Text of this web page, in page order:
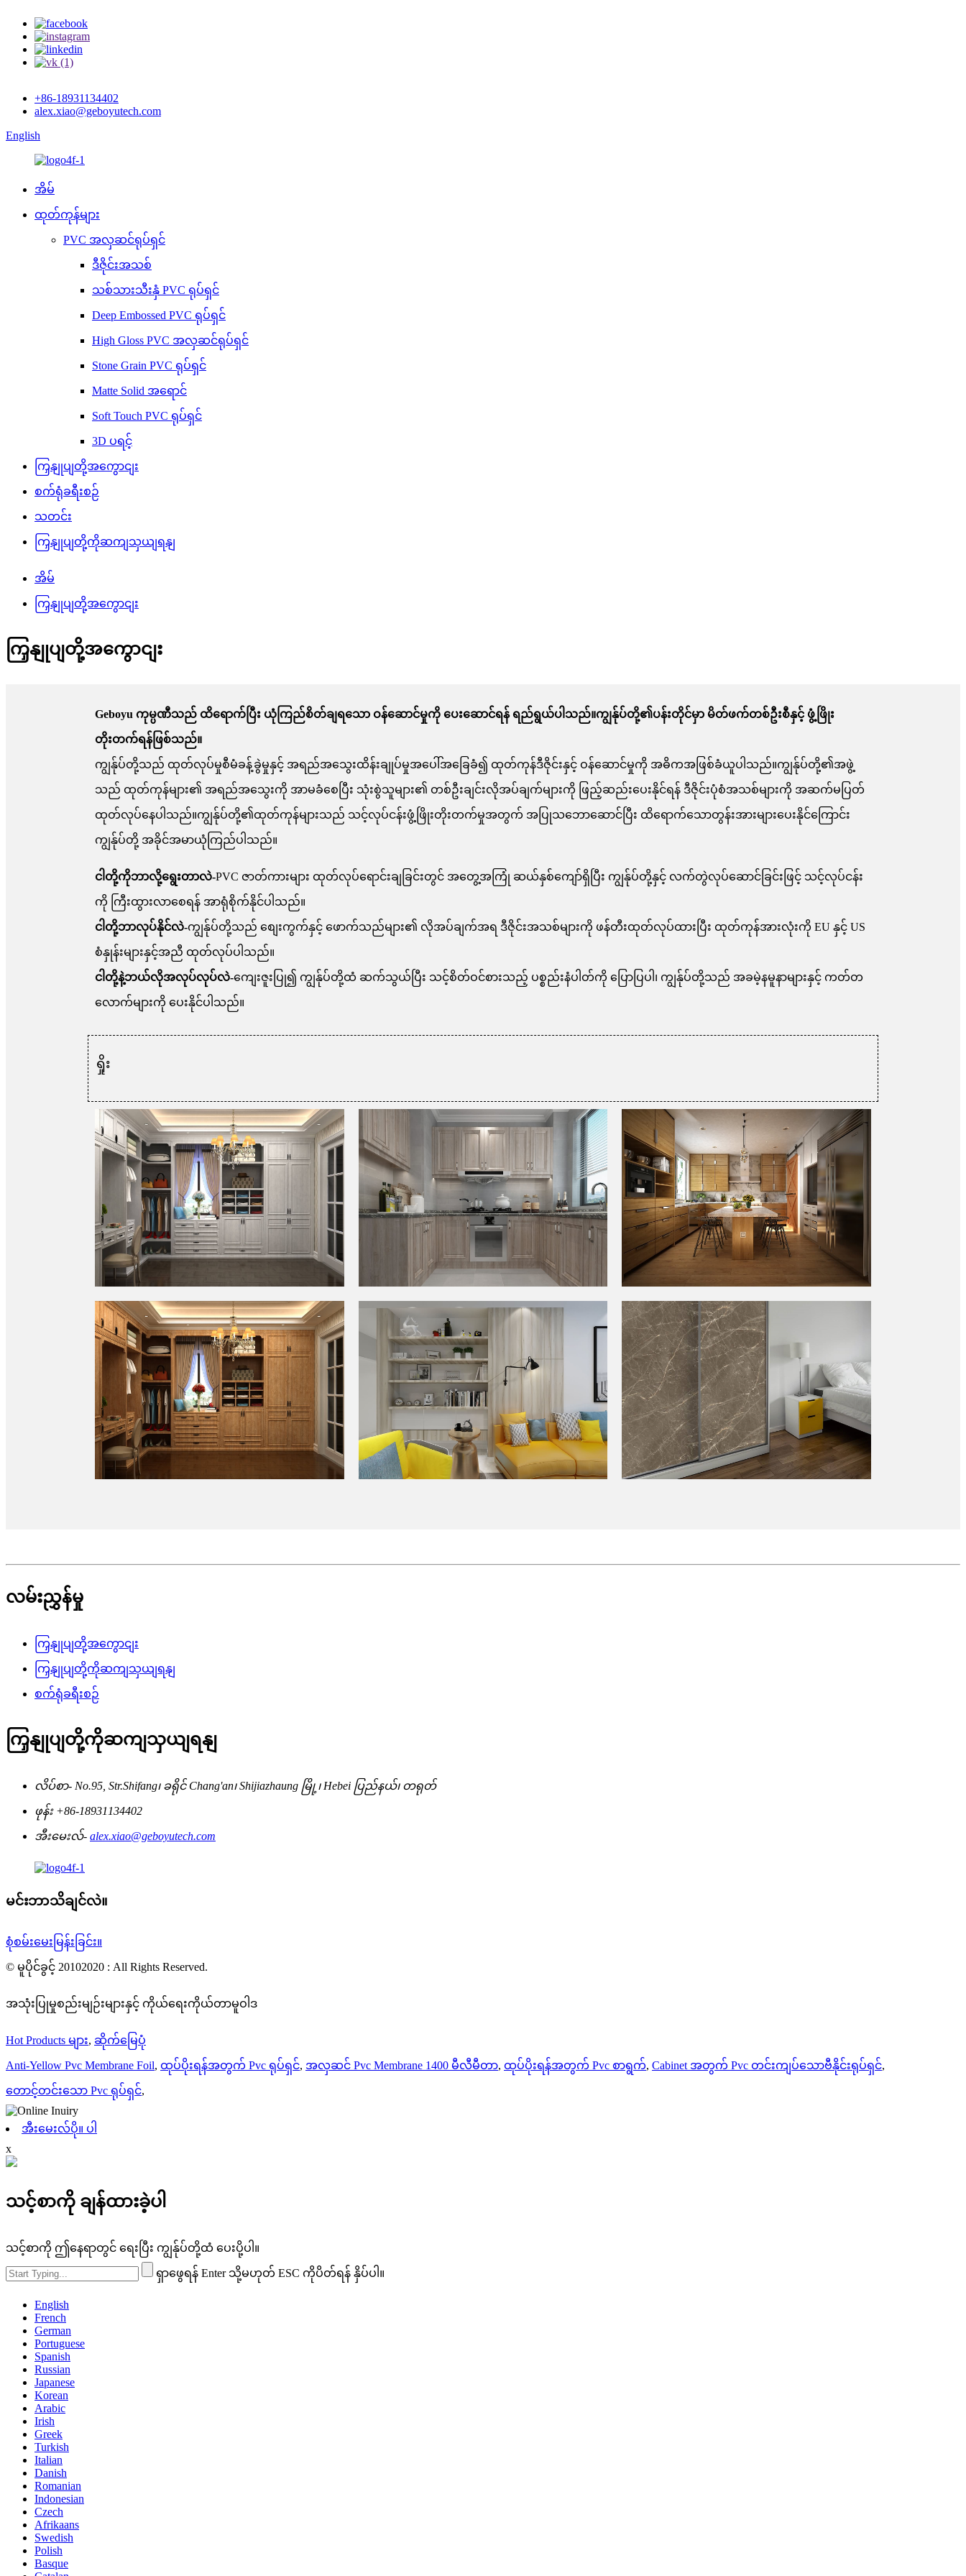
+86-18931134402
alex.xiao@geboyutech.com
English
အိမ်
ထုတ်ကုန်များ
PVC အလှဆင်ရုပ်ရှင်
ဒီဇိုင်းအသစ်
သစ်သားသီးနှံ PVC ရုပ်ရှင်
Deep Embossed PVC ရုပ်ရှင်
High Gloss PVC အလှဆင်ရုပ်ရှင်
Stone Grain PVC ရုပ်ရှင်
Matte Solid အရောင်
Soft Touch PVC ရုပ်ရှင်
3D ပရင့်
ကြှနျုပျတို့အကွောငျး
စက်ရုံခရီးစဉ်
သတင်း
ကြှနျုပျတို့ကိုဆကျသှယျရနျ
အိမ်
ကြှနျုပျတို့အကွောငျး
ကြှနျုပျတို့အကွောငျး
Geboyu ကုမ္ပဏီသည် ထိရောက်ပြီး ယုံကြည်စိတ်ချရသော ဝန်ဆောင်မှုကို ပေးဆောင်ရန် ရည်ရွယ်ပါသည်။ကျွန်ုပ်တို့၏ပန်းတိုင်မှာ မိတ်ဖက်တစ်ဦးစီနှင့် ဖွံ့ဖြိုး
တိုးတက်ရန်ဖြစ်သည်။
ကျွန်ုပ်တို့သည် ထုတ်လုပ်မှုစီမံခန့်ခွဲမှုနှင့် အရည်အသွေးထိန်းချုပ်မှုအပေါ်အခြေခံ၍ ထုတ်ကုန်ဒီဇိုင်းနှင့် ဝန်ဆောင်မှုကို အဓိကအဖြစ်ခံယူပါသည်။ကျွန်ုပ်တို့၏အဖွဲ့
သည် ထုတ်ကုန်များ၏ အရည်အသွေးကို အာမခံစေပြီး သုံးစွဲသူများ၏ တစ်ဦးချင်းလိုအပ်ချက်များကို ဖြည့်ဆည်းပေးနိုင်ရန် ဒီဇိုင်းပုံစံအသစ်များကို အဆက်မပြတ်
ထုတ်လုပ်နေပါသည်။ကျွန်ုပ်တို့၏ထုတ်ကုန်များသည် သင့်လုပ်ငန်းဖွံ့ဖြိုးတိုးတက်မှုအတွက် အပြုသဘောဆောင်ပြီး ထိရောက်သောတွန်းအားများပေးနိုင်ကြောင်း
ကျွန်ုပ်တို့ အခိုင်အမာယုံကြည်ပါသည်။
ငါတို့ကိုဘာလို့ရွေးတာလဲ-PVC ဇာတ်ကားများ ထုတ်လုပ်ရောင်းချခြင်းတွင် အတွေ့အကြုံ ဆယ်နှစ်ကျော်ရှိပြီး ကျွန်ုပ်တို့နှင့် လက်တွဲလုပ်ဆောင်ခြင်းဖြင့် သင့်လုပ်ငန်း
ကို ကြီးထွားလာစေရန် အာရုံစိုက်နိုင်ပါသည်။
ငါတို့ဘာလုပ်နိုင်လဲ-ကျွန်ုပ်တို့သည် စျေးကွက်နှင့် ဖောက်သည်များ၏ လိုအပ်ချက်အရ ဒီဇိုင်းအသစ်များကို ဖန်တီးထုတ်လုပ်ထားပြီး ထုတ်ကုန်အားလုံးကို EU နှင့် US
စံနှုန်းများနှင့်အညီ ထုတ်လုပ်ပါသည်။
ငါတို့နဲ့ဘယ်လိုအလုပ်လုပ်လဲ-ကျေးဇူးပြု၍ ကျွန်ုပ်တို့ထံ ဆက်သွယ်ပြီး သင့်စိတ်ဝင်စားသည့် ပစ္စည်းနံပါတ်ကို ပြောပြပါ၊ ကျွန်ုပ်တို့သည် အခမဲ့နမူနာများနှင့် ကတ်တ
လောက်များကို ပေးနိုင်ပါသည်။
ရှိုး
လမ်းညွှန်မှု
ကြှနျုပျတို့အကွောငျး
ကြှနျုပျတို့ကိုဆကျသှယျရနျ
စက်ရုံခရီးစဉ်
ကြှနျုပျတို့ကိုဆကျသှယျရနျ
လိပ်စာ- No.95, Str.Shifang၊ ခရိုင် Chang'an၊ Shijiazhaung မြို့၊ Hebei ပြည်နယ်၊ တရုတ်
ဖုန်း +86-18931134402
အီးမေးလ်- alex.xiao@geboyutech.com
မင်းဘာသိချင်လဲ။
စုံစမ်းမေးမြန်းခြင်း။
© မူပိုင်ခွင့် 20102020 : All Rights Reserved.
အသုံးပြုမှုစည်းမျဉ်းများနှင့် ကိုယ်ရေးကိုယ်တာမူဝါဒ
Hot Products များ, ဆိုက်မြေပုံ
Anti-Yellow Pvc Membrane Foil, ထုပ်ပိုးရန်အတွက် Pvc ရုပ်ရှင်, အလှဆင် Pvc Membrane 1400 မီလီမီတာ, ထုပ်ပိုးရန်အတွက် Pvc စာရွက်, Cabinet အတွက် Pvc တင်းကျပ်သောဗီနိုင်းရုပ်ရှင်,
တောင့်တင်းသော Pvc ရုပ်ရှင်,
အီးမေးလ်ပို။ ပါ
x
သင့်စာကို ချန်ထားခဲ့ပါ
သင့်စာကို ဤနေရာတွင် ရေးပြီး ကျွန်ုပ်တို့ထံ ပေးပို့ပါ။
ရှာဖွေရန် Enter သို့မဟုတ် ESC ကိုပိတ်ရန် နှိပ်ပါ။
English
French
German
Portuguese
Spanish
Russian
Japanese
Korean
Arabic
Irish
Greek
Turkish
Italian
Danish
Romanian
Indonesian
Czech
Afrikaans
Swedish
Polish
Basque